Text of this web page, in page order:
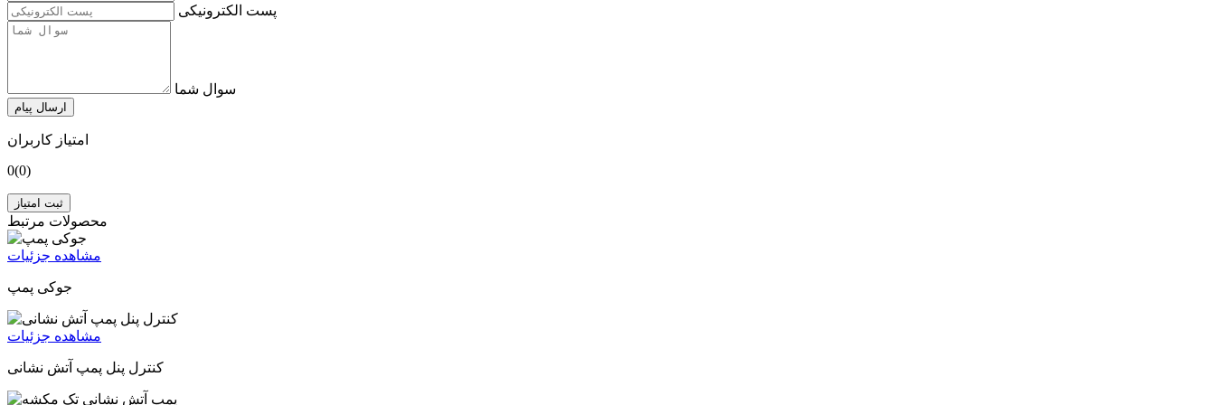
پست الکترونیکی
سوال شما
ارسال پیام
امتیاز کاربران
0(0)
ثبت امتیاز
محصولات مرتبط
مشاهده جزئیات
جوکی پمپ
مشاهده جزئیات
کنترل پنل پمپ آتش نشانی